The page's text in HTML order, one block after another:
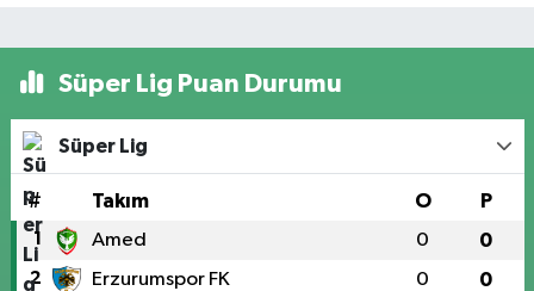
Süper Lig Puan Durumu
Süper Lig
# Takım O P
1 Amed 0 0
2 Erzurumspor FK 0 0